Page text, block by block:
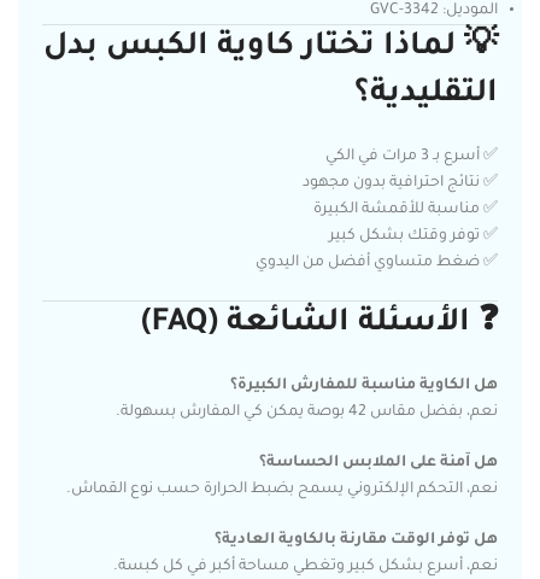
الموديل: GVC-3342
💡 لماذا تختار كاوية الكبس بدل
التقليدية؟
✅ أسرع بـ 3 مرات في الكي
✅ نتائج احترافية بدون مجهود
✅ مناسبة للأقمشة الكبيرة
✅ توفر وقتك بشكل كبير
✅ ضغط متساوي أفضل من اليدوي
❓ الأسئلة الشائعة (FAQ)
هل الكاوية مناسبة للمفارش الكبيرة؟
نعم، بفضل مقاس 42 بوصة يمكن كي المفارش بسهولة.
هل آمنة على الملابس الحساسة؟
نعم، التحكم الإلكتروني يسمح بضبط الحرارة حسب نوع القماش.
هل توفر الوقت مقارنة بالكاوية العادية؟
نعم، أسرع بشكل كبير وتغطي مساحة أكبر في كل كبسة.